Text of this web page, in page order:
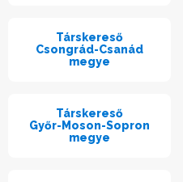
Társkereső
Csongrád-Csanád
megye
Társkereső
Győr-Moson-Sopron
megye